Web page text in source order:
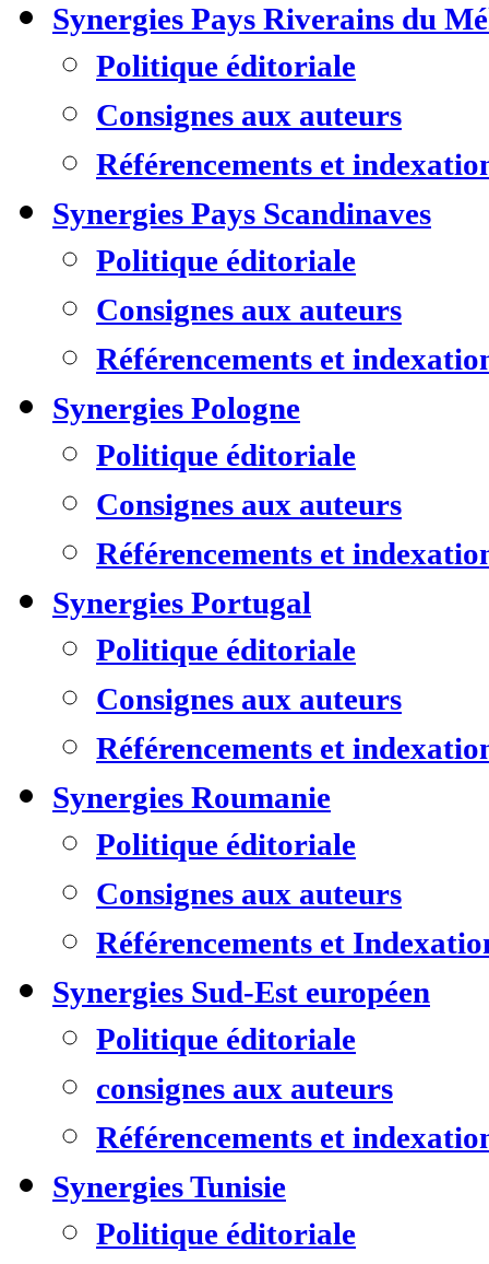
Synergies Pays Riverains du
Politique éditoriale
Consignes aux auteurs
Référencements et
Synergies Pays Scandinaves
Politique éditoriale
Consignes aux auteurs
Référencements et
Synergies Pologne
Politique éditoriale
Consignes aux auteurs
Référencements et
Synergies Portugal
Politique éditoriale
Consignes aux auteurs
Référencements et
Synergies Roumanie
Politique éditoriale
Consignes aux auteurs
Référencements et
Synergies Sud-Est européen
Politique éditoriale
consignes aux auteurs
Référencements et
Synergies Tunisie
Politique éditoriale